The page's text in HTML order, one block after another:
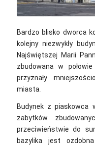
Bardzo blisko dworca
kolejny niezwykły
Najświętszej Marii
zbudowana w
przyznały
miasta.
Budynek z piaskowca
zabytków
przeciwieństwie do
bazylika jest